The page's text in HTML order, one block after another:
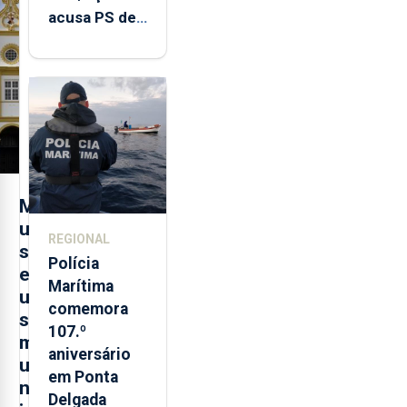
M
u
s
e
u
s
m
u
n
acusa PS de
contraditória"
sobre
evolução
turística
REGIONAL
Polícia
Marítima
comemora
107.º
aniversário
em Ponta
Delgada